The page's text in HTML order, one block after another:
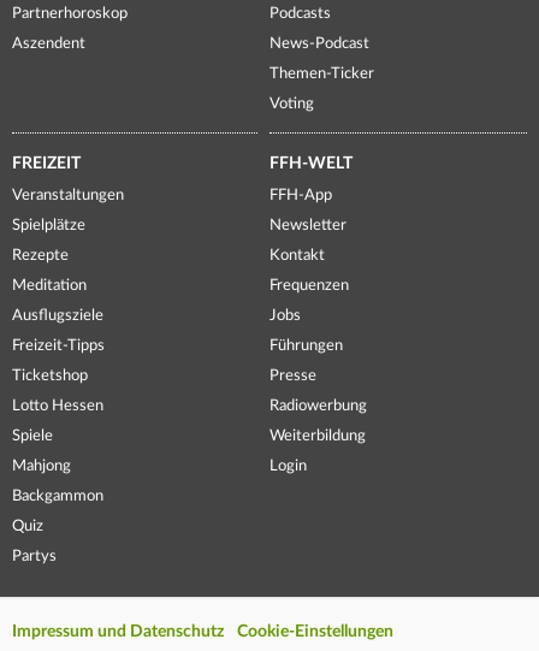
Partnerhoroskop
Aszendent
Podcasts
News-Podcast
Themen-Ticker
Voting
FREIZEIT
Veranstaltungen
Spielplätze
Rezepte
Meditation
Ausflugsziele
Freizeit-Tipps
Ticketshop
Lotto Hessen
Spiele
Mahjong
Backgammon
Quiz
Partys
FFH-WELT
FFH-App
Newsletter
Kontakt
Frequenzen
Jobs
Führungen
Presse
Radiowerbung
Weiterbildung
Login
Impressum und Datenschutz Cookie-Einstellungen